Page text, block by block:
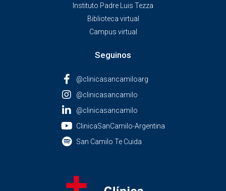
Instituto Padre Luis Tezza
Biblioteca virtual
Campus virtual
Seguinos
@clinicasancamiloarg
@clinicasancamilo
@clinicasancamilo
ClinicaSanCamilo-Argentina
San Camilo Te Cuida